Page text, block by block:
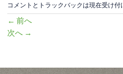
コメントとトラックバックは現在受け付
← 前へ
次へ →